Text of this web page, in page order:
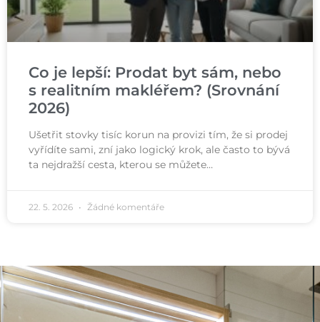
Co je lepší: Prodat byt sám, nebo
s realitním makléřem? (Srovnání
2026)
Ušetřit stovky tisíc korun na provizi tím, že si prodej
vyřídíte sami, zní jako logický krok, ale často to bývá
ta nejdražší cesta, kterou se můžete…
22. 5. 2026 Žádné komentáře